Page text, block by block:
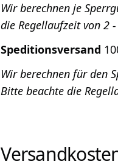
Wir berechnen je
die Regellaufzeit von 2
Speditionsversand
Wir berechnen für den
Bitte beachte die